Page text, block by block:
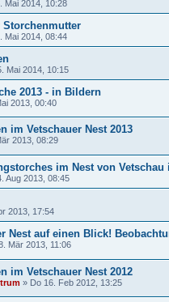
Mai 2014, 10:28
Storchenmutter
Mai 2014, 08:44
Mai 2014, 10:15
2013 - in Bildern
2013, 00:40
im Vetschauer Nest 2013
2013, 08:29
im Nest von Vetschau
Aug 2013, 08:45
2013, 17:54
Nest auf einen Blick!
Mär 2013, 11:06
im Vetschauer Nest 2012
» Do 16. Feb 2012, 13:25